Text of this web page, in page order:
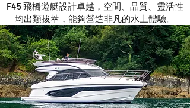
F45 飛橋遊艇設計卓越，空間、品質、靈活性
均出類拔萃，能夠營造非凡的水上體驗。